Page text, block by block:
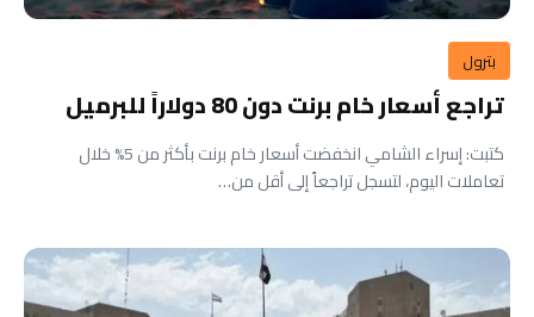
بترول
تراجع أسعار خام برنت دون 80 دولاراً للبرميل
كتبت: إسراء الشامي انخفضت أسعار خام برنت بأكثر من 5% خلال
تعاملات اليوم، لتسجل تراجعاً إلى أقل من…